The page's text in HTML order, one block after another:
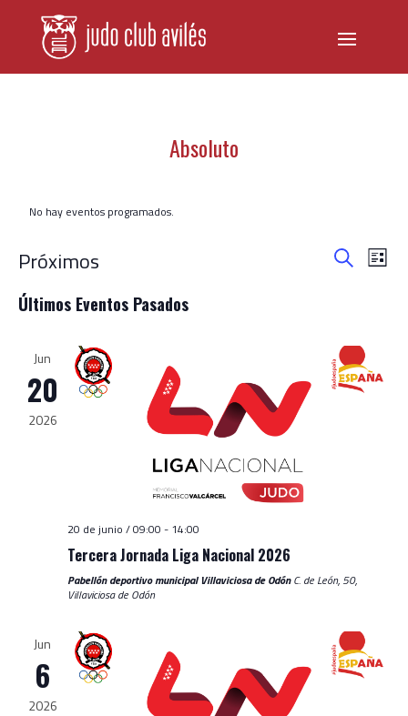
Absoluto
No hay eventos programados.
vistas
de
Eventos
de
Lista
Próximos
Selecciona
la
Últimos Eventos Pasados
Jun
20
2026
20 de junio / 09:00 - 14:00
Tercera Jornada Liga Nacional 2026
Pabellón deportivo municipal Villaviciosa de OdónC. de León, 50,
Villaviciosa de Odón
Jun
6
2026